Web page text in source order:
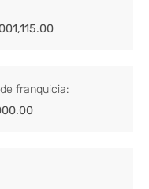
franquicia: